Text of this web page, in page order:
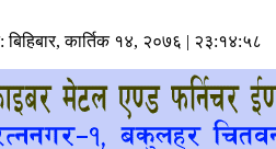
बिहिबार, कार्तिक १४, २०७६ | २३:१४:५८